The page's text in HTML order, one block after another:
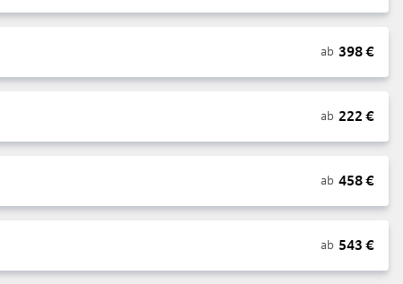
ab 398€
ab 222 €
ab 458€
ab 543 €